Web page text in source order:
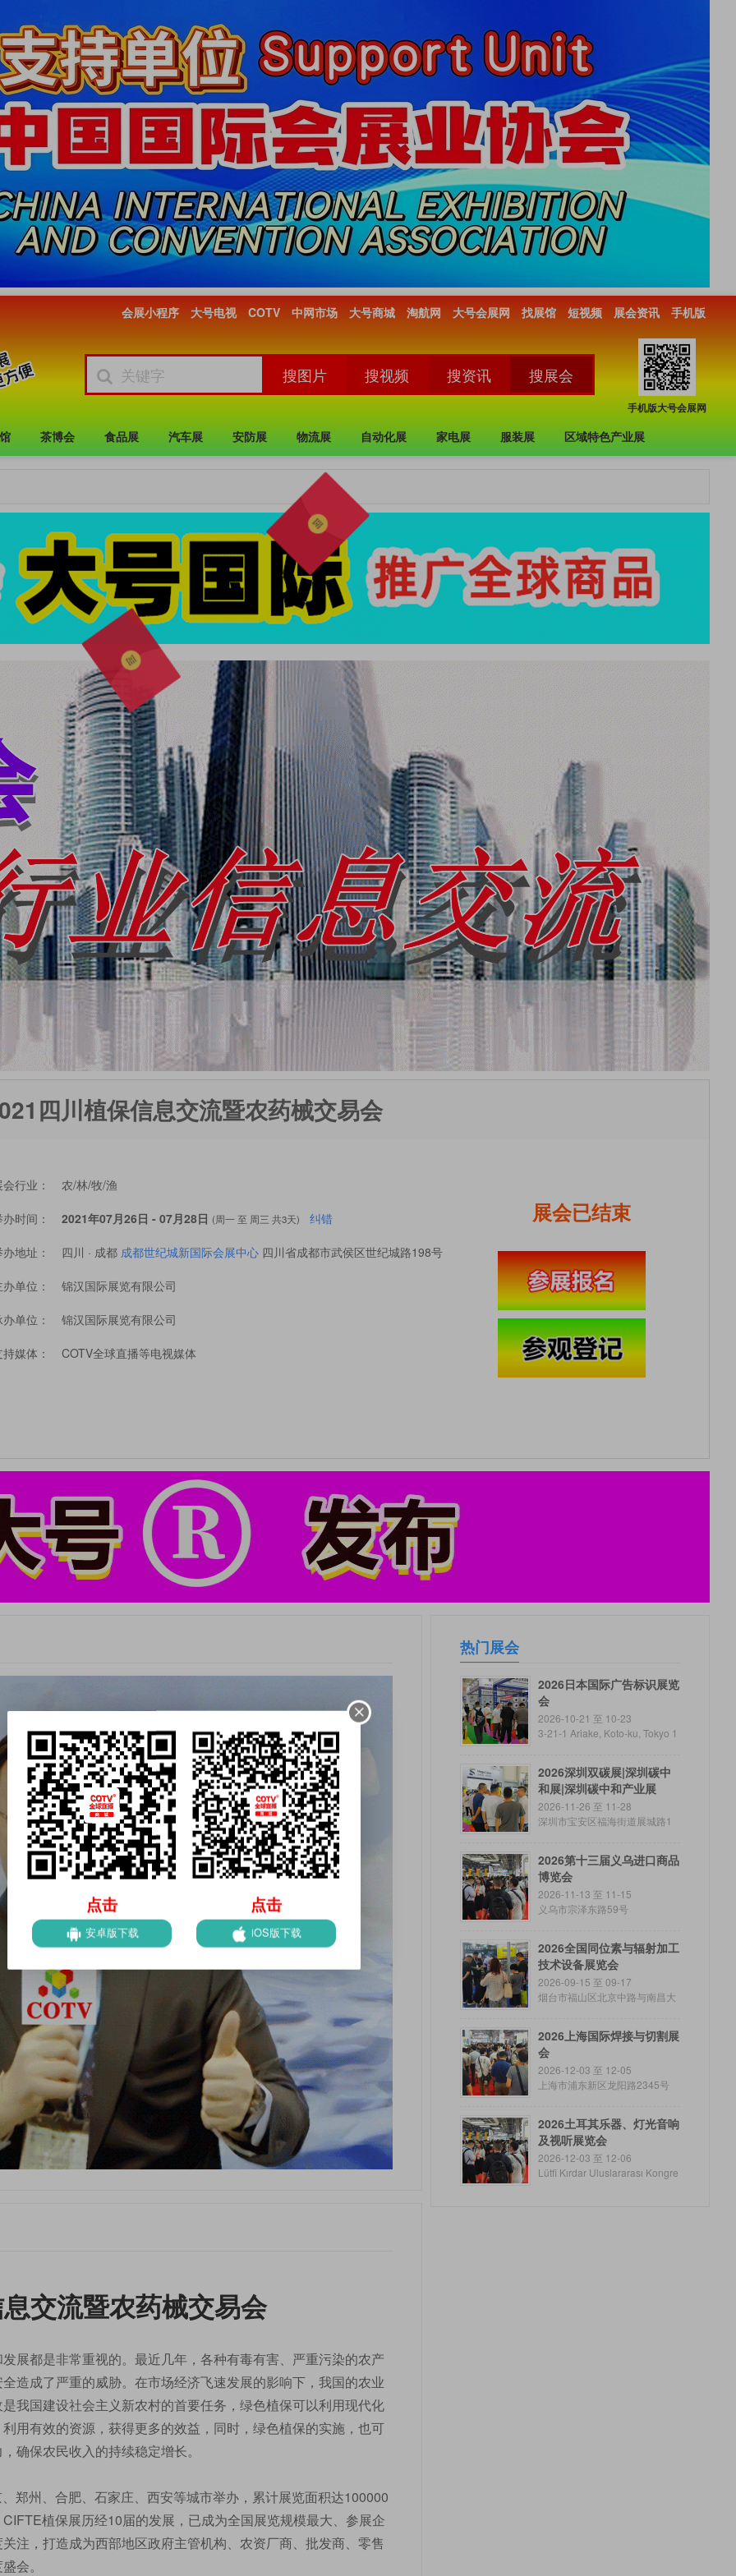
会展小程序 大号电视 COTV 中网市场 大号商城 淘航网 大号会展网 找展馆 短视频 展会资讯 手机版
手机版大号会展网
茶博会 食品展 汽车展 安防展 物流展 自动化展 家电展 服装展 区域特色产业展
四川植保信息交流暨农药械交易会
行业： 农/林/牧/渔
时间： 2021年07月26日 - 07月28日 (周一 至 周三 共3天) 纠错
地址： 四川 · 成都 成都世纪城新国际会展中心 四川省成都市武侯区世纪城路198号
单位： 锦汉国际展览有限公司
单位： 锦汉国际展览有限公司
媒体： COTV全球直播等电视媒体
展会已结束
交流暨农药械交易会
展都是非常重视的。最近几年，各种有毒有害、严重污染的农产
造成了严重的威胁。在市场经济飞速发展的影响下，我国的农业
我国建设社会主义新农村的首要任务，绿色植保可以利用现代化
用有效的资源，获得更多的效益，同时，绿色植保的实施，也可
确保农民收入的持续稳定增长。
郑州、合肥、石家庄、西安等城市举办，累计展览面积达100000
植保展历经10届的发展，已成为全国展览规模最大、参展企
注，打造成为西部地区政府主管机构、农资厂商、批发商、零售
会。
热门展会
2026日本国际广告标识展览
会
2026-10-21 至 10-23
3-21-1 Ariake, Koto-ku, Tokyo 1
2026深圳双碳展|深圳碳中
和展|深圳碳中和产业展
2026-11-26 至 11-28
深圳市宝安区福海街道展城路1
2026第十三届义乌进口商品
博览会
2026-11-13 至 11-15
义乌市宗泽东路59号
2026全国同位素与辐射加工
技术设备展览会
2026-09-15 至 09-17
烟台市福山区北京中路与南昌大
2026上海国际焊接与切割展
会
2026-12-03 至 12-05
上海市浦东新区龙阳路2345号
2026土耳其乐器、灯光音响
及视听展览会
2026-12-03 至 12-06
Lütfi Kırdar Uluslararası Kongre
点击
安卓版下载
点击
iOS版下载